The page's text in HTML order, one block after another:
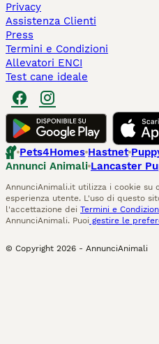
Privacy
Assistenza Clienti
Press
Termini e Condizioni
Allevatori ENCI
Test cane ideale
Pets4Homes Hastnet
Annunci Animali Lancaster
AnnunciAnimali.it utilizza i cookie
esperienza utente. L'uso di questo
l'accettazione dei Termini e
AnnunciAnimali. Puoi gestire le
© Copyright 2026 - AnnunciAnimali